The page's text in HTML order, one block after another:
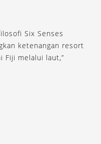
Six Senses
ketenangan resort
Fiji melalui laut,”